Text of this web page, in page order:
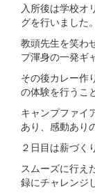
入所後は学校オ
グを行いました。
教頭先生を笑わ
プ渾身の一発ギ
その後カレー作
の体験を行うこ
キャンプファイ
あり、感動あり
２日目は薪づく
スムーズに行え
録にチャレンジ